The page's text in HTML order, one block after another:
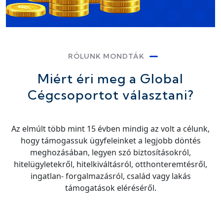
RÓLUNK MONDTÁK
Miért éri meg a Global
Cégcsoportot választani?
Az elmúlt több mint 15 évben mindig az volt a célunk,
hogy támogassuk ügyfeleinket a legjobb döntés
meghozásában, legyen szó biztosításokról,
hitelügyletekről, hitelkiváltásról, otthonteremtésről,
ingatlan- forgalmazásról, család vagy lakás
támogatások eléréséről.